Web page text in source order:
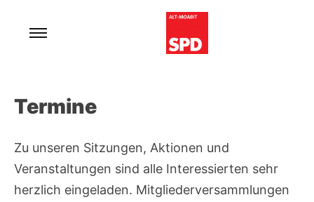
Termine
Zu unseren Sitzungen, Aktionen und
Veranstaltungen sind alle Interessierten sehr
herzlich eingeladen. Mitgliederversammlungen